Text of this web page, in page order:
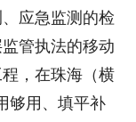
应急监测的检
管执法的移动
，在珠海（横
够用、填平补